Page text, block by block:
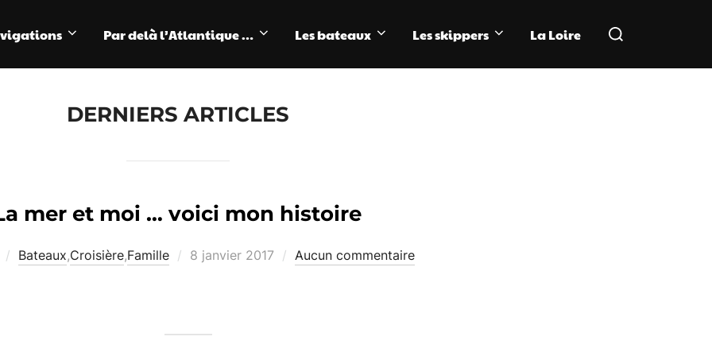
Par delà l’Atlantique … Les bateaux Les skippers La Loire
Rechercher :
DERNIERS ARTICLES
mer et moi … voici mon histoire
Bateaux,Croisière,Famille
Publié
8 janvier 2017 Aucun commentaire